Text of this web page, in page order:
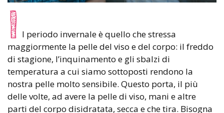
I l periodo invernale è quello che stressa
maggiormente la pelle del viso e del corpo: il freddo
di stagione, l’inquinamento e gli sbalzi di
temperatura a cui siamo sottoposti rendono la
nostra pelle molto sensibile. Questo porta, il più
delle volte, ad avere la pelle di viso, mani e altre
parti del corpo disidratata, secca e che tira. Bisogna